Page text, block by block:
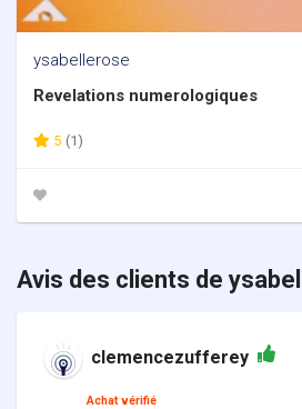
ysabellerose
Revelations numerologiques
5 (1)
Avis des clients de
clemencezufferey
Achat vérifié